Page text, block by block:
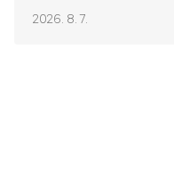
2026. 8. 7.